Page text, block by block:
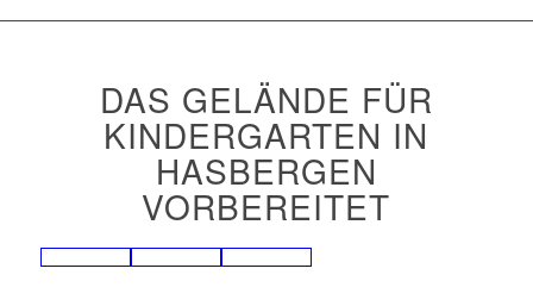
DAS GELÄNDE FÜR
KINDERGARTEN IN
HASBERGEN
VORBEREITET